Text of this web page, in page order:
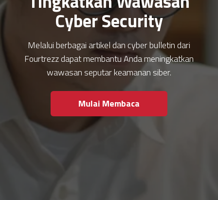
Cyber Security
Melalui berbagai artikel dan cyber bulletin dari
Fourtrezz dapat membantu Anda meningkatkan
wawasan seputar keamanan siber.
Mulai Membaca